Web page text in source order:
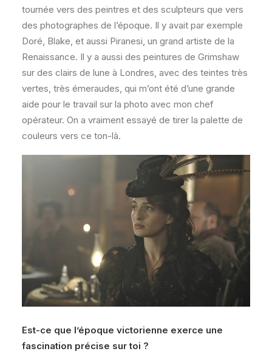
tournée vers des peintres et des sculpteurs que vers
des photographes de l’époque. Il y avait par exemple
Doré, Blake, et aussi Piranesi, un grand artiste de la
Renaissance. Il y a aussi des peintures de Grimshaw
sur des clairs de lune à Londres, avec des teintes très
vertes, très émeraudes, qui m’ont été d’une grande
aide pour le travail sur la photo avec mon chef
opérateur. On a vraiment essayé de tirer la palette de
couleurs vers ce ton-là.
Est-ce que l’époque victorienne exerce une
fascination précise sur toi ?